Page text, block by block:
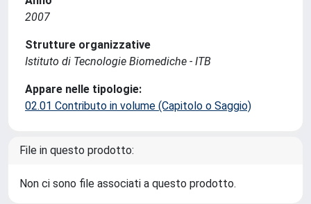
2007
Strutture organizzative
Istituto di Tecnologie Biomediche - ITB
Appare nelle tipologie:
02.01 Contributo in volume (Capitolo o Saggio)
File in questo prodotto:
Non ci sono file associati a questo prodotto.